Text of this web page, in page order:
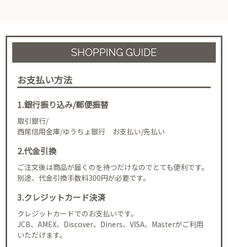
SHOPPING GUIDE
お支払い方法
1.銀行振り込み/郵便振替
取引銀行/
西尾信用金庫/ゆうちょ銀行 お支払い/先払い
2.代金引換
ご注文後は商品が届くのを待つだけなのでとても便利です。
別途、代金引換手数料300円が必要です。
3.クレジットカード決済
クレジットカードでのお支払いです。
JCB、AMEX、Discover、Diners、VISA、Masterがご利用
いただけます。